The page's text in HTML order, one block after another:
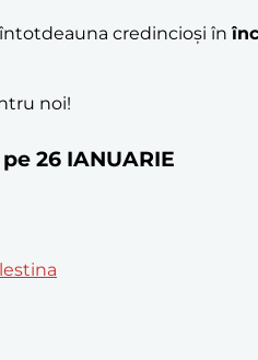
credincioși în
noi!
26 IANUARIE